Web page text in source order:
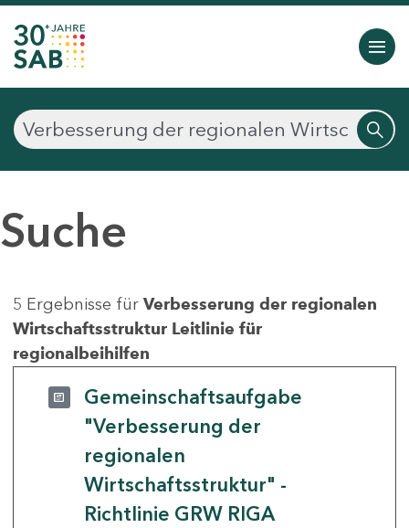
Suche
5 Ergebnisse für Verbesserung der regionalen
Wirtschaftsstruktur Leitlinie für
regionalbeihilfen
Gemeinschaftsaufgabe
"Verbesserung der
regionalen
Wirtschaftsstruktur" -
Richtlinie GRW RIGA